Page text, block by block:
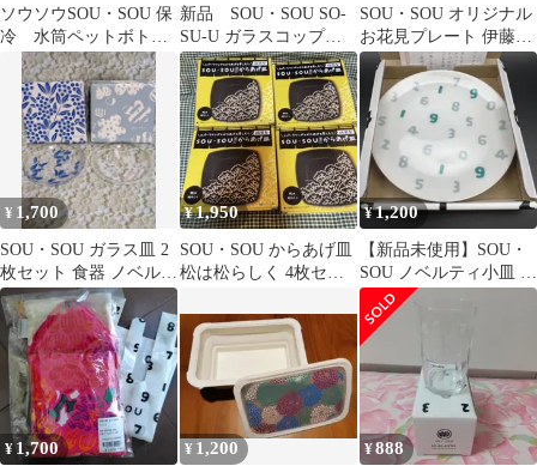
ソウソウSOU・SOU 保
冷 水筒ペットボトル
ホルダー 水玉模様
青 水色 新品
新品 SOU・SOU SO-
SU-U ガラスコップ 2
個セット
SOU・SOU オリジナル
お花見プレート 伊藤園
非売品
¥ 1,700
SOU・SOU ガラス皿 2
枚セット 食器 ノベルテ
ィ
¥1,950
SOU・SOU からあげ皿
松は松らしく 4枚セッ
¥1,200
【新品未使用】SOU・
SOU ノベルティ小皿 2
枚セット（19周年記念
②）
¥1,700 ¥ 1,200 ¥888